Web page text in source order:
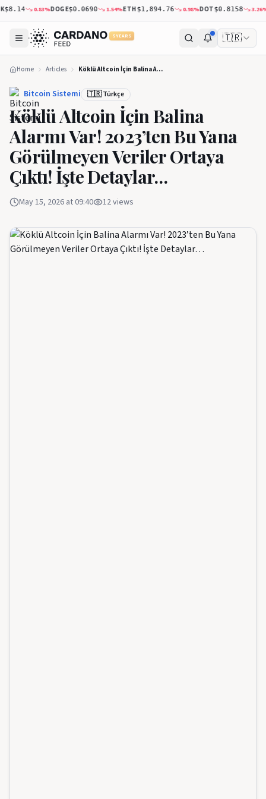
0.83%DOGE$0.0690 1.54%ETH$1,894.76 0.98%DOT$0.8158 3.26%
5 YEARS 🇹🇷
Home Articles Köklü Altcoin İçin Balina Alarmı Var! 2023’ten Bu Yana Görülmeyen Veriler Ortaya Çıktı! İşte Detaylar…
Bitcoin Sistemi 🇹🇷 Türkçe
Köklü Altcoin İçin Balina
Alarmı Var! 2023’ten Bu Yana
Görülmeyen Veriler Ortaya
Çıktı! İşte Detaylar…
May 15, 2026 at 09:40 12views